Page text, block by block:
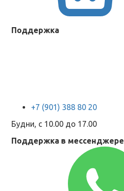
Поддержка
+7 (901) 388 80 20
Будни, с 10.00 до 17.00
Поддержка в мессенджере